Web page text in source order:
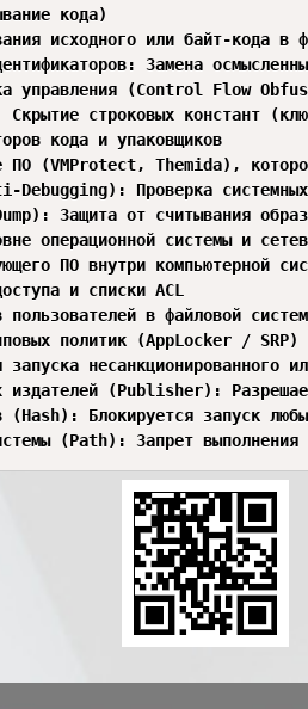
кода)
исходного или байт-кода в
Замена
управления (Control Flow
Скрытие строковых констант
кода и упаковщиков
ПО (VMProtect, Themida),
Debugging): Проверка
Защита от считывания
операционной системы и
ПО внутри компьютерной
и списки ACL
пользователей в файловой
политик (AppLocker / SRP)
запуска несанкционированного
издателей (Publisher):
(Hash): Блокируется запуск
(Path): Запрет